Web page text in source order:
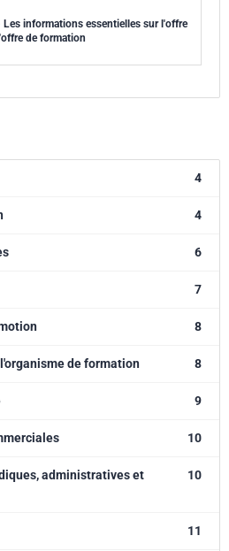
informations essentielles sur l'offre
de formation
4
4
6
7
8
de formation 8
9
10
administratives et
10
11